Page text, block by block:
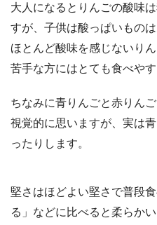
大人になるとりんごの酸味
すが、子供は酸っぱいもの
ほとんど酸味を感じないり
苦手な方にはとても食べや
ちなみに青りんごと赤りん
視覚的に思いますが、実は
ったりします。
堅さはほどよい堅さで普段
る」などに比べると柔らか